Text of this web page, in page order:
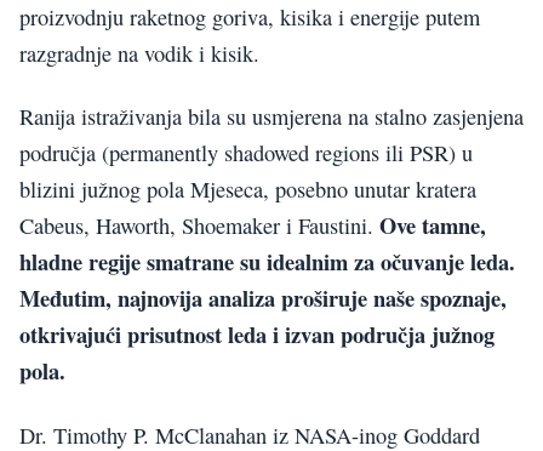
proizvodnju raketnog goriva, kisika i energije putem
razgradnje na vodik i kisik.
Ranija istraživanja bila su usmjerena na stalno zasjenjena
područja (permanently shadowed regions ili PSR) u
blizini južnog pola Mjeseca, posebno unutar kratera
Cabeus, Haworth, Shoemaker i Faustini. Ove tamne,
hladne regije smatrane su idealnim za očuvanje leda.
Međutim, najnovija analiza proširuje naše spoznaje,
otkrivajući prisutnost leda i izvan područja južnog
pola.
Dr. Timothy P. McClanahan iz NASA-inog Goddard